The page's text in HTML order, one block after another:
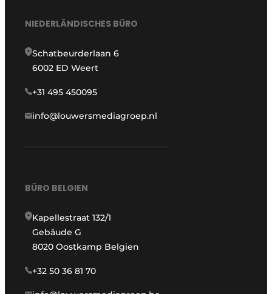
NIEDERLÄNDISCHES BÜRO
Schatbeurderlaan 6
6002 ED Weert
+31 495 450095
info@louwersmediagroep.nl
BÜRO BELGIEN
Kapellestraat 132/1
Gebäude G
8020 Oostkamp Belgien
+32 50 36 81 70